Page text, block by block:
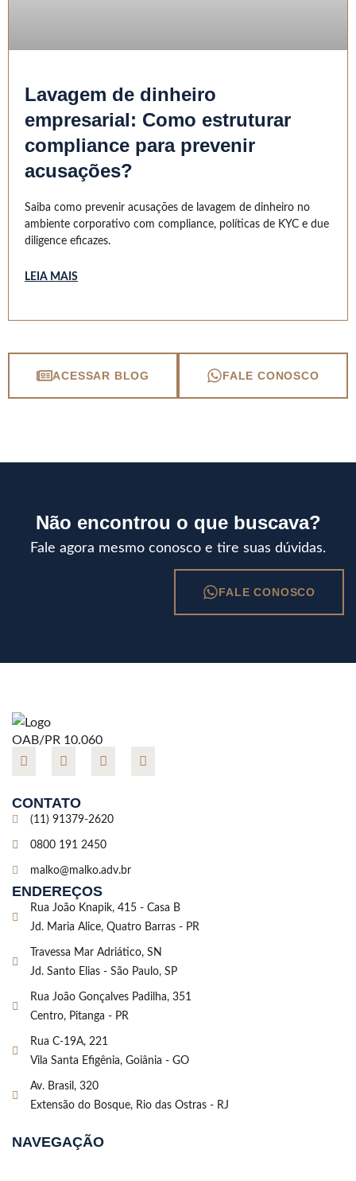
Lavagem de dinheiro
empresarial: Como estruturar
compliance para prevenir
acusações?
Saiba como prevenir acusações de lavagem de dinheiro no
ambiente corporativo com compliance, políticas de KYC e due
diligence eficazes.
LEIA MAIS
ACESSAR BLOG FALE CONOSCO
Não encontrou o que buscava?
Fale agora mesmo conosco e tire suas dúvidas.
FALE CONOSCO
OAB/PR 10.060
CONTATO
(11) 91379-2620
0800 191 2450
malko@malko.adv.br
ENDEREÇOS
Rua João Knapik, 415 - Casa B
Jd. Maria Alice, Quatro Barras - PR
Travessa Mar Adriático, SN
Jd. Santo Elias - São Paulo, SP
Rua João Gonçalves Padilha, 351
Centro, Pitanga - PR
Rua C-19A, 221
Vila Santa Efigênia, Goiânia - GO
Av. Brasil, 320
Extensão do Bosque, Rio das Ostras - RJ
NAVEGAÇÃO